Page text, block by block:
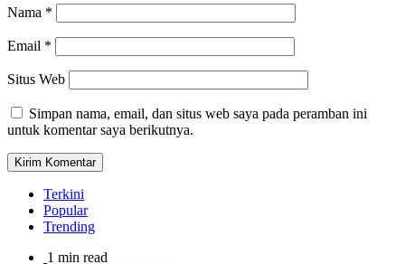
Nama *
Email *
Situs Web
Simpan nama, email, dan situs web saya pada peramban ini
untuk komentar saya berikutnya.
Terkini
Popular
Trending
1 min read